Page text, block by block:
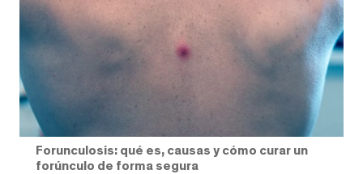
Forunculosis: qué es, causas y cómo curar un
forúnculo de forma segura